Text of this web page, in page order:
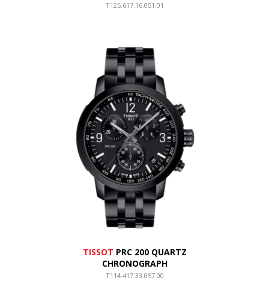
T125.617.16.051.01
TISSOT PRC 200 QUARTZ
CHRONOGRAPH
T114.417.33.057.00